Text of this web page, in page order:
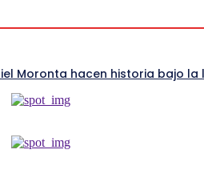
Moronta hacen historia bajo la